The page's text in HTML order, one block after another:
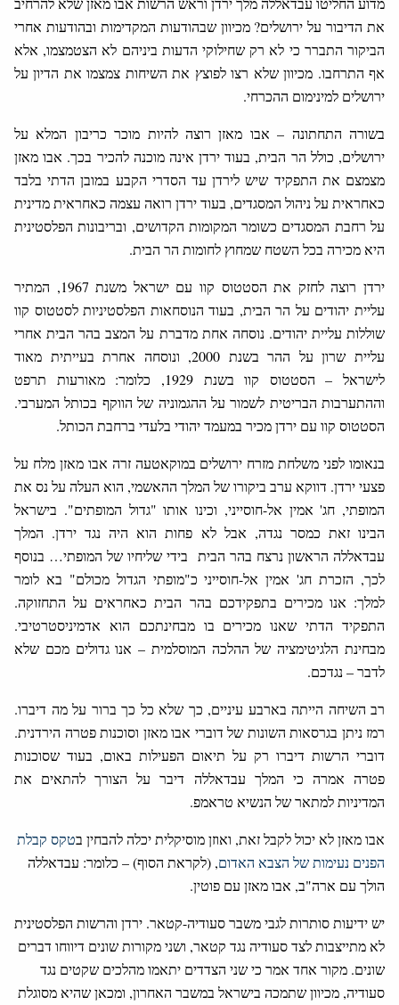
את הדיבור על ירושלים? מכיוון שבהודעות המקדימות ובהודעות אחרי
הביקור התברר כי לא רק שחילוקי הדעות ביניהם לא הצטמצמו, אלא
אף התרחבו. מכיוון שלא רצו לפוצץ את השיחות צמצמו את הדיון על
ירושלים למינימום ההכרחי.
בשורה התחתונה – אבו מאזן רוצה להיות מוכר כריבון המלא על
ירושלים, כולל הר הבית, בעוד ירדן אינה מוכנה להכיר בכך. אבו מאזן
מצמצם את התפקיד שיש לירדן עד הסדרי הקבע במובן הדתי בלבד
כאחראית על ניהול המסגדים, בעוד ירדן רואה עצמה כאחראית מדינית
על רחבת המסגדים כשומר המקומות הקדושים, ובריבונות הפלסטינית
היא מכירה בכל השטח שמחוץ לחומות הר הבית.
ירדן רוצה לחזק את הסטטוס קוו עם ישראל משנת 1967, המתיר
עליית יהודים על הר הבית, בעוד הנוסחאות הפלסטיניות לסטטוס קוו
שוללות עליית יהודים. נוסחה אחת מדברת על המצב בהר הבית אחרי
עליית שרון על ההר בשנת 2000, ונוסחה אחרת בעייתית מאוד
לישראל – הסטטוס קוו בשנת 1929, כלומר: מאורעות תרפט
וההתערבות הבריטית לשמור על ההגמוניה של הווקף בכותל המערבי.
הסטטוס קוו עם ירדן מכיר במעמד יהודי בלעדי ברחבת הכותל.
בנאומו לפני משלחת מזרח ירושלים במוקאטעה זרה אבו מאזן מלח על
פצעי ירדן. דווקא ערב ביקורו של המלך ההאשמי, הוא העלה על נס את
המופתי, חג' אמין אל-חוסייני, וכינו אותו "גדול המופתים". בישראל
הבינו זאת כמסר נגדה, אבל לא פחות הוא היה נגד ירדן. המלך
עבדאללה הראשון נרצח בהר הבית בידי שליחיו של המופתי… בנוסף
לכך, הזכרת חג' אמין אל-חוסייני כ"מופתי הגדול מכולם" בא לומר
למלך: אנו מכירים בתפקידכם בהר הבית כאחראים על התחזוקה.
התפקיד הדתי שאנו מכירים בו מבחינתכם הוא אדמיניסטרטיבי.
מבחינת הלגיטימציה של ההלכה המוסלמית – אנו גדולים מכם שלא
לדבר – נגדכם.
רב השיחה הייתה בארבע עיניים, כך שלא כל כך ברור על מה דיברו.
רמז ניתן בגרסאות השונות של דוברי אבו מאזן וסוכנות פטרה הירדנית.
דוברי הרשות דיברו רק על תיאום הפעילות באום, בעוד שסוכנות
פטרה אמרה כי המלך עבדאללה דיבר על הצורך להתאים את
המדיניות למתאר של הנשיא טראמפ.
אבו מאזן לא יכול לקבל זאת, ואוזן מוסיקלית יכלה להבחין בטקס קבלת
הפנים נעימות של הצבא האדום, (לקראת הסוף) – כלומר: עבדאללה
הולך עם ארה"ב, אבו מאזן עם פוטין.
יש ידיעות סותרות לגבי משבר סעודיה-קטאר. ירדן והרשות הפלסטינית
לא מתייצבות לצד סעודיה נגד קטאר, ושני מקורות שונים דיווחו דברים
שונים. מקור אחד אמר כי שני הצדדים יתאמו מהלכים שקטים נגד
סעודיה, מכיוון שתמכה בישראל במשבר האחרון, ומכאן שהיא מסוגלת